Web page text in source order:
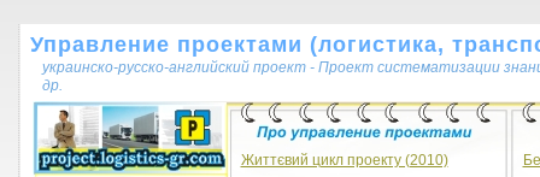
Управление проектами (логистика,
украинско-русско-английский проект - Проект систематизации
др.
Життєвий цикл проекту (2010)